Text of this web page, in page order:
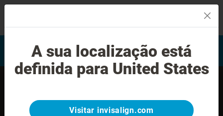
Avaliação do sorriso
Encontrar um Invisalign
provider
A sua localização está
definida para United States
Visitar invisalign.com